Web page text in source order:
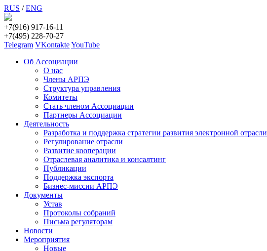
RUS /ENG
+7(916) 917-16-11
+7(495) 228-70-27
Telegram VKontakteYouTube
Об Ассоциации
О нас
Члены АРПЭ
Структура управления
Комитеты
Стать членом Ассоциации
Партнеры Ассоциации
Деятельность
Разработка и поддержка стратегии развития электронной отрасли
Регулирование отрасли
Развитие кооперации
Отраслевая аналитика и консалтинг
Публикации
Поддержка экспорта
Бизнес-миссии АРПЭ
Документы
Устав
Протоколы собраний
Письма регуляторам
Новости
Мероприятия
Новые